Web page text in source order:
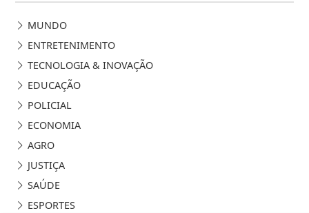
MUNDO
ENTRETENIMENTO
TECNOLOGIA & INOVAÇÃO
EDUCAÇÃO
POLICIAL
ECONOMIA
AGRO
JUSTIÇA
SAÚDE
ESPORTES